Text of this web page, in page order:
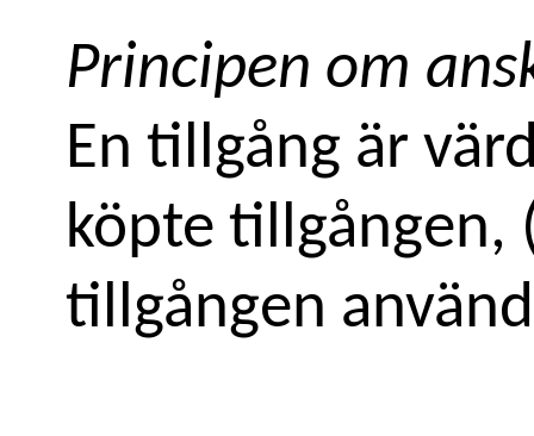
Principen om
En tillgång är
köpte tillgången,
tillgången